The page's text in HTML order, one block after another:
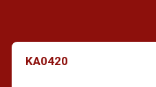
KA0420